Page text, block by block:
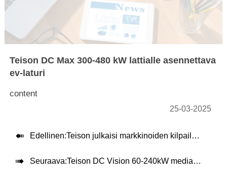
Teison DC Max 300-480 kW lattialle asennettava
ev-laturi
content
25-03-2025
 Edellinen:Teison julkaisi markkinoiden kilpailukykyisimmän 20/30/40 kW DC MINI -laturin asettaen standardin
 Seuraava:Teison DC Vision 60-240kW mediakäyttöinen ev-laturi